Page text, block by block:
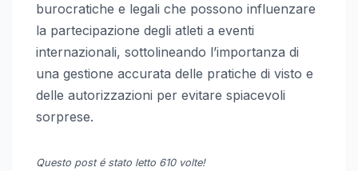
burocratiche e legali che possono influenzare
la partecipazione degli atleti a eventi
internazionali, sottolineando l’importanza di
una gestione accurata delle pratiche di visto e
delle autorizzazioni per evitare spiacevoli
sorprese.
Questo post é stato letto 610 volte!